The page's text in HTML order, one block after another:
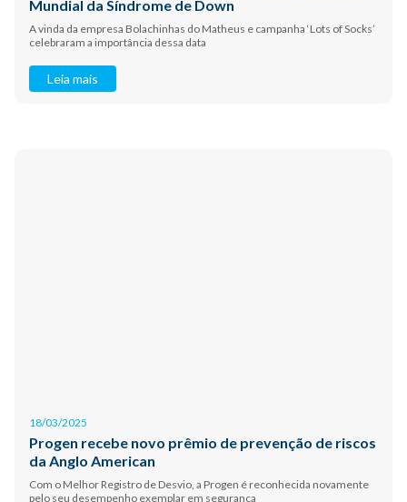
Mundial da Síndrome de Down
A vinda da empresa Bolachinhas do Matheus e campanha ‘Lots of Socks’
celebraram a importância dessa data
Leia mais
18/03/2025
Progen recebe novo prêmio de prevenção de riscos
da Anglo American
Com o Melhor Registro de Desvio, a Progen é reconhecida novamente
pelo seu desempenho exemplar em segurança